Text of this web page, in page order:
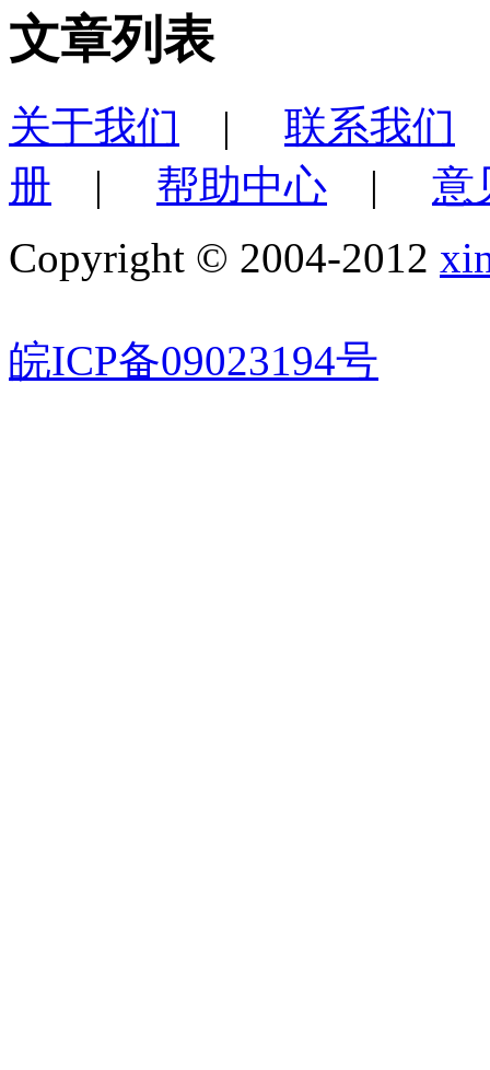
文章列表
关于我们 | 联系我们
册 | 帮助中心 | 意
Copyright © 2004-2012
皖ICP备09023194号